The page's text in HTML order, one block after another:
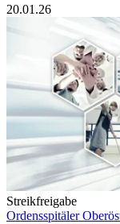
20.01.26
Streikfreigabe
Ordensspitäler